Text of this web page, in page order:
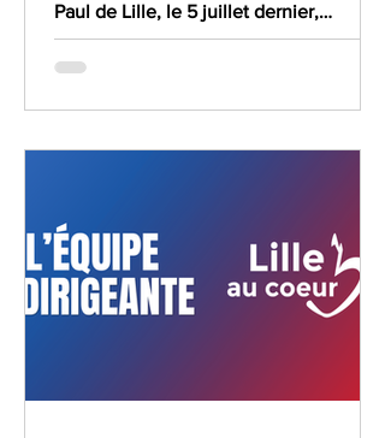
Paul de Lille, le 5 juillet dernier,
suscitent une profonde indignation et
une vive inquiétude. Une nouvelle fois,
et tout un quartier, en l’occurrence
profané et meurtri. Au-delà des dégâts
matériels, c'est un symbole de notre
histoire, de notre patrimoine, du